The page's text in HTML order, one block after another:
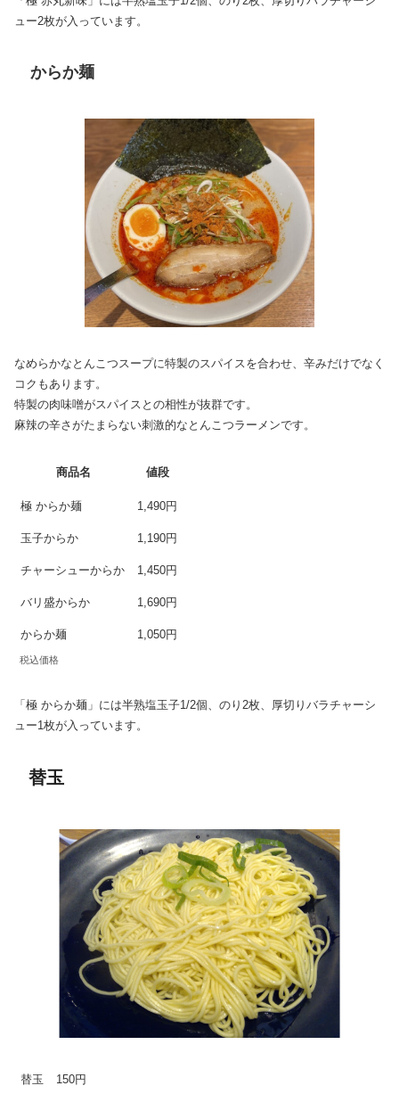
ュー2枚が入っています。
からか麺
なめらかなとんこつスープに特製のスパイスを合わせ、辛みだけでなく
コクもあります。
特製の肉味噌がスパイスとの相性が抜群です。
麻辣の辛さがたまらない刺激的なとんこつラーメンです。
商品名 値段
極 からか麺 1,490円
玉子からか 1,190円
チャーシューからか 1,450円
バリ盛からか 1,690円
からか麺 1,050円
税込価格
「極 からか麺」には半熟塩玉子1/2個、のり2枚、厚切りバラチャーシ
ュー1枚が入っています。
替玉
替玉 150円